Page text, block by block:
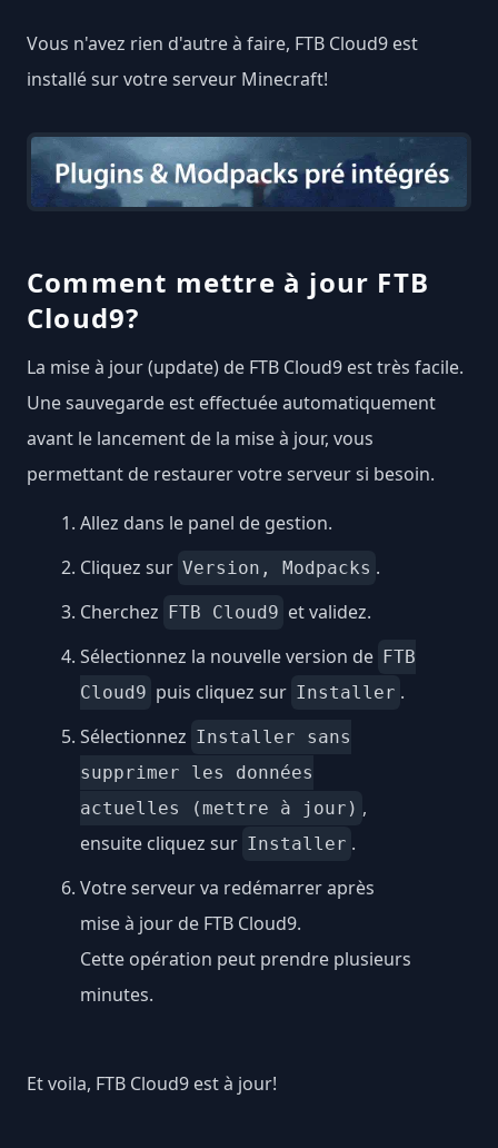
Vous n'avez rien d'autre à faire, FTB Cloud9 est
installé sur votre serveur Minecraft!
Comment mettre à jour FTB
Cloud9?
La mise à jour (update) de FTB Cloud9 est très facile.
Une sauvegarde est effectuée automatiquement
avant le lancement de la mise à jour, vous
permettant de restaurer votre serveur si besoin.
Allez dans le panel de gestion.
Cliquez sur Version, Modpacks .
Cherchez FTB Cloud9 et validez.
Sélectionnez la nouvelle version de FTB
Cloud9 puis cliquez sur Installer .
Sélectionnez Installer sans
supprimer les données
actuelles (mettre à jour) ,
ensuite cliquez sur Installer .
Votre serveur va redémarrer après
mise à jour de FTB Cloud9.
Cette opération peut prendre plusieurs
minutes.
Et voila, FTB Cloud9 est à jour!